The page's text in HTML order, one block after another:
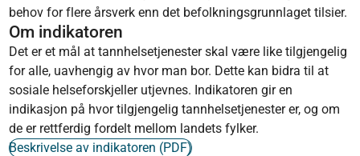
behov for flere årsverk enn det befolkningsgrunnlaget tilsier.
Om indikatoren
Det er et mål at tannhelsetjenester skal være like tilgjengelig
for alle, uavhengig av hvor man bor. Dette kan bidra til at
sosiale helseforskjeller utjevnes. Indikatoren gir en
indikasjon på hvor tilgjengelig tannhelsetjenester er, og om
de er rettferdig fordelt mellom landets fylker.
Beskrivelse av indikatoren (PDF)